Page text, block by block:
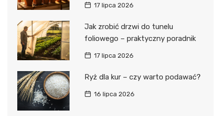
17 lipca 2026
Jak zrobić drzwi do tunelu
foliowego – praktyczny poradnik
17 lipca 2026
Ryż dla kur – czy warto podawać?
16 lipca 2026